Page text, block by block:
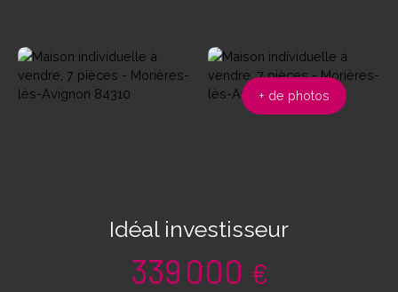
+ de photos
Idéal investisseur
339 000 €